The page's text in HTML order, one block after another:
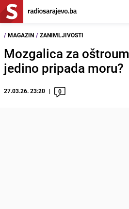
/ MAGAZIN / ZANIMLJIVOSTI
Mozgalica za
jedino pripada moru?
27.03.26. 23:20 0